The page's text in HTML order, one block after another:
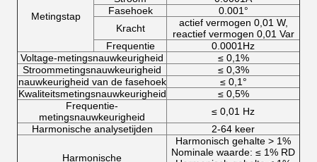
Metingstap
Fasehoek
0.001°
Kracht
actief vermogen 0,01 W,
reactief vermogen 0,01 Var
Frequentie
0.0001Hz
Voltage-metingsnauwkeurigheid
≤ 0,1%
Stroommetingsnauwkeurigheid
≤ 0,3%
nauwkeurigheid van de fasehoek
≤ 0,1°
Kwaliteitsmetingsnauwkeurigheid
≤ 0,5%
Frequentie-
metingsnauwkeurigheid
≤ 0,01 Hz
Harmonische analysetijden
2-64 keer
Harmonische
Harmonisch gehalte > 1%
Nominale waarde: ≤ 1% RD